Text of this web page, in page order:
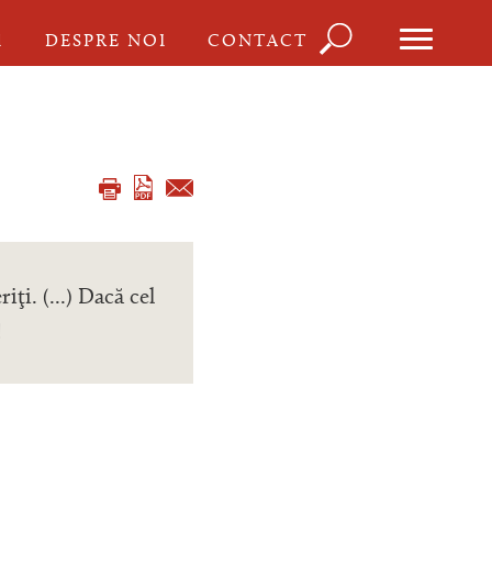
DESPRE NOI CONTACT
(...) Dacă cel